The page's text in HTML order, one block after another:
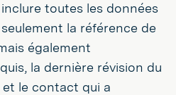
toutes les données
la référence de
également
la dernière révision du
le contact qui a